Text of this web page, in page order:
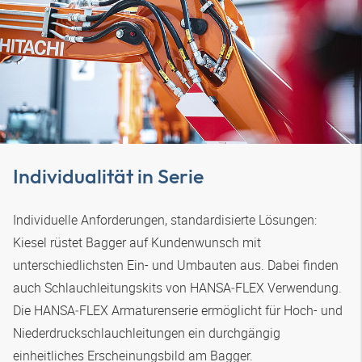
Individualität in Serie
Individuelle Anforderungen, standardisierte Lösungen:
Kiesel rüstet Bagger auf Kundenwunsch mit
unterschiedlichsten Ein- und Umbauten aus. Dabei finden
auch Schlauchleitungskits von HANSA‑FLEX Verwendung.
Die HANSA‑FLEX Armaturenserie ermöglicht für Hoch- und
Niederdruckschlauchleitungen ein durchgängig
einheitliches Erscheinungsbild am Bagger.